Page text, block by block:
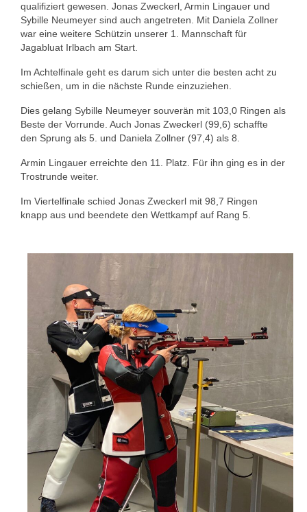
Ergebnisse
1. Mannschaft Luftgewehr
2. Mannschaft Luftgewehr
3. Mannschaft Luftgewehr
1. Mannschaft Luftpistole
2. Mannschaft Auflage
Weitere Wettkämpfe
Mitglied werden
Sektion Am Wenzenbach
Sektionsliga Ergebnisse
Sektionswanderpokale
qualifiziert gewesen. Jonas Zweckerl, Armin Lingauer und
Sybille Neumeyer sind auch angetreten. Mit Daniela Zollner
war eine weitere Schützin unserer 1. Mannschaft für
Jagabluat Irlbach am Start.
Im Achtelfinale geht es darum sich unter die besten acht zu
schießen, um in die nächste Runde einzuziehen.
Dies gelang Sybille Neumeyer souverän mit 103,0 Ringen als
Beste der Vorrunde. Auch Jonas Zweckerl (99,6) schaffte
den Sprung als 5. und Daniela Zollner (97,4) als 8.
Armin Lingauer erreichte den 11. Platz. Für ihn ging es in der
Trostrunde weiter.
Im Viertelfinale schied Jonas Zweckerl mit 98,7 Ringen
knapp aus und beendete den Wettkampf auf Rang 5.